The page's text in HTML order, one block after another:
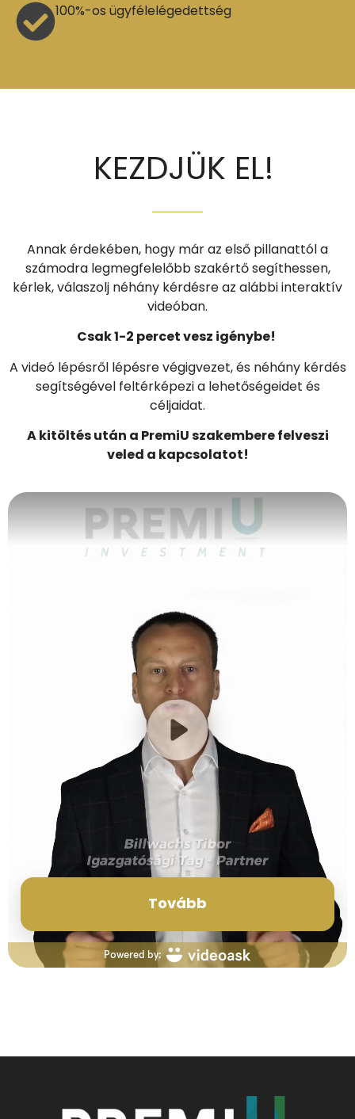
100%-os ügyfélelégedettség
KEZDJÜK EL!
Annak érdekében, hogy már az első pillanattól a
számodra legmegfelelőbb szakértő segíthessen,
kérlek, válaszolj néhány kérdésre az alábbi interaktív
videóban.
Csak1-2 percet vesz igénybe!
A videó lépésről lépésre végigvezet, és néhány kérdés
segítségével feltérképezi a lehetőségeidet és
céljaidat.
A kitöltés után a PremiU szakembere felveszi
veled a kapcsolatot!